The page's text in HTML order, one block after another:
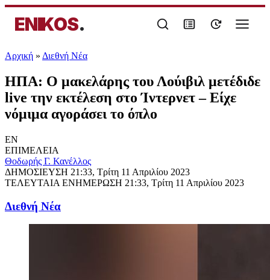
ENIKOS.
Αρχική » Διεθνή Νέα
ΗΠΑ: Ο μακελάρης του Λούιβιλ μετέδιδε
live την εκτέλεση στο Ίντερνετ – Είχε
νόμιμα αγοράσει το όπλο
EN
ΕΠΙΜΕΛΕΙΑ
Θοδωρής Γ. Κανέλλος
ΔΗΜΟΣΙΕΥΣΗ 21:33, Τρίτη 11 Απριλίου 2023
ΤΕΛΕΥΤΑΙΑ ΕΝΗΜΕΡΩΣΗ 21:33, Τρίτη 11 Απριλίου 2023
Διεθνή Νέα